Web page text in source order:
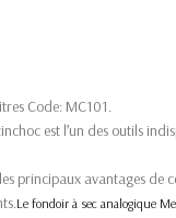
Code: MC101.
est l’un des outils
principaux avantages de
Le fondoir à sec analogique